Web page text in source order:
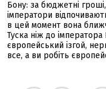
Бону: за бюджетні
імператори
в цей момент вона
Туска ніж до
європейський ізгой,
все, а ви робіть